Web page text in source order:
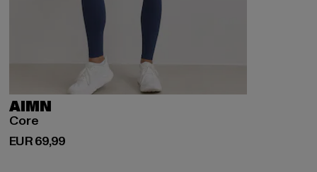
AIMN
Core
EUR 69,99
Derzeitiger Preis: EUR 69,99